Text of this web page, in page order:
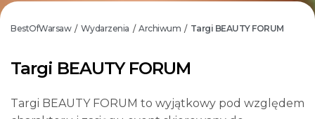
BestOfWarsaw / Wydarzenia / Archiwum / Targi BEAUTY FORUM
Targi BEAUTY FORUM
Targi BEAUTY FORUM to wyjątkowy pod względem